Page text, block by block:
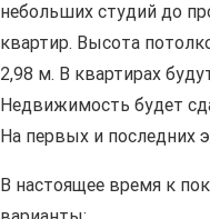
небольших студий до
квартир. Высота
2,98 м. В квартирах
Недвижимость будет
На первых и последних
В настоящее время к